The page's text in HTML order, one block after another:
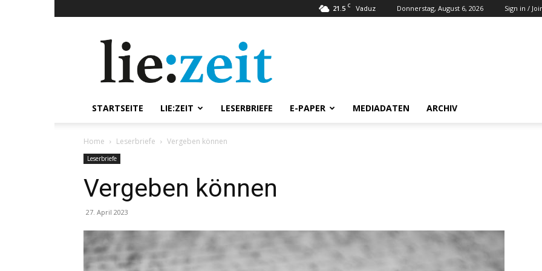
21.5 C Vaduz Donnerstag, August 6, 2026 Sign in /
STARTSEITE LIE:ZEIT LESERBRIEFE E-PAPER MEDIADATEN ARCHIV
Home Leserbriefe Vergeben können
Leserbriefe
Vergeben können
27. April 2023